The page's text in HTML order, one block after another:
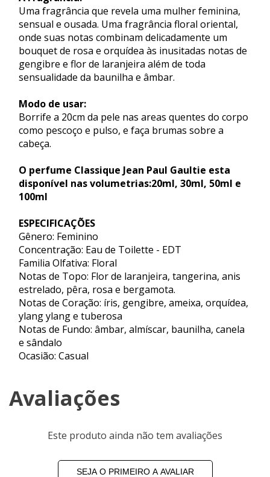
Uma fragrância que revela uma mulher feminina,
sensual e ousada. Uma fragrância floral oriental,
onde suas notas combinam delicadamente um
bouquet de rosa e orquídea às inusitadas notas de
gengibre e flor de laranjeira além de toda
sensualidade da baunilha e âmbar.
Modo de usar:
Borrife a 20cm da pele nas areas quentes do corpo
como pescoço e pulso, e faça brumas sobre a
cabeça.
O perfume Classique Jean Paul Gaultie esta
disponível nas volumetrias:20ml, 30ml, 50ml e
100ml
ESPECIFICAÇÕES
Gênero: Feminino
Concentração: Eau de Toilette - EDT
Familia Olfativa: Floral
Notas de Topo: Flor de laranjeira, tangerina, anis
estrelado, pêra, rosa e bergamota.
Notas de Coração: íris, gengibre, ameixa, orquídea,
ylang ylang e tuberosa
Notas de Fundo: âmbar, almíscar, baunilha, canela
e sândalo
Ocasião: Casual
Avaliações
Este produto ainda não tem avaliações
SEJA O PRIMEIRO A AVALIAR